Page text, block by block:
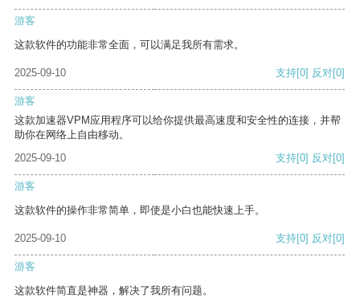
游客
这款软件的功能非常全面，可以满足我所有需求。
2025-09-10 支持[0] 反对[0]
游客
这款加速器VPM应用程序可以给你提供最高速度和安全性的连接，并帮
助你在网络上自由移动。
2025-09-10
支持[0] 反对[0]
游客
这款软件的操作非常简单，即使是小白也能快速上手。
2025-09-10 支持[0] 反对[0]
游客
这款软件简直是神器，解决了我所有问题。